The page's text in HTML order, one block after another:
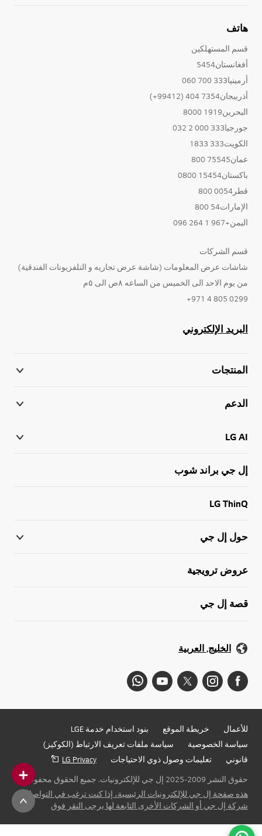
هاتف
قسم المستهلكين
أفغانستان5454
أرمينيا333 700 060
أذربيجان7354 404 (99412+)
البحرين1919 8000
جورجيا333 000 2 032
الكويت333 1833
عمان75545 800
باكستان15454 0800
قطر0054 800
الإمارات54 800
اليمن+967 1 264 096
قسم الشركات
شاشات عرض المعلومات (شاشة عرض تجاريه و التلفزيونات الفندقية)
من يوم الاحد الى الخميس من الساعه ٨ص الى ٥م
0299 805 4 971+
البريد الإلكتروني
المنتجات
الدعم
LG AI
إل جي براند شوب
LG ThinQ
حول إل جي
عروض ترويجية
قصة إل جي
الخليج, العربية
للأعمال خريطة الموقع
بنود استخدام خدمة LGE
سياسة الخصوصية
سياسة ملفات تعريف الارتباط (الكوكيز)
قانوني
تعليمات وصول ذوي الاحتياجات
LG Privacy
حقوق النشر 2009-2025 إل جي للإلكترونيات. جميع الحقوق محفوظة
هذه صفحة إل جي للإلكترونيات الرئيسية، إذا كنت ترغب في التواصل مع
شركة إل جي أو الشركات الأخرى التابعة لها يرجى النقر فوق